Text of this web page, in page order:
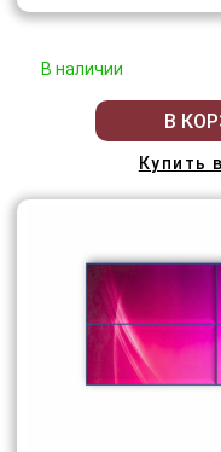
В наличии
В
Купить